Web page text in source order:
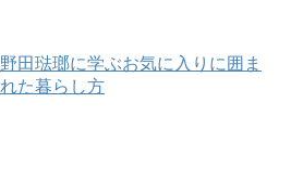
野田琺瑯に学ぶお気に入りに囲ま
れた暮らし方